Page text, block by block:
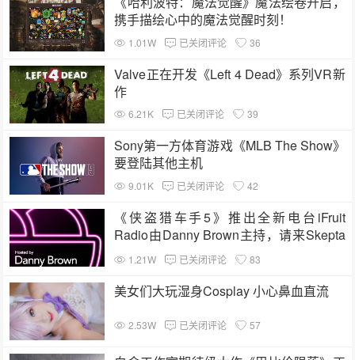
携手描绘心中的魔法觉醒时刻！
1.01W 已关闭评论 36
Valve正在开发《Left 4 Dead》系列VR新
作
6.21K 已关闭评论 39
Sony第一方体育游戏《MLB The Show》
要登陆其他主机
9.01K 已关闭评论 42
《侠盗猎车手5》推出全新电台iFruit
Radio由Danny Brown主持，请来Skepta
担任嘉宾
1.21W 已关闭评论 83
美女们大玩湿身Cosplay 小心鼻血直流
2.53W 已关闭评论 57